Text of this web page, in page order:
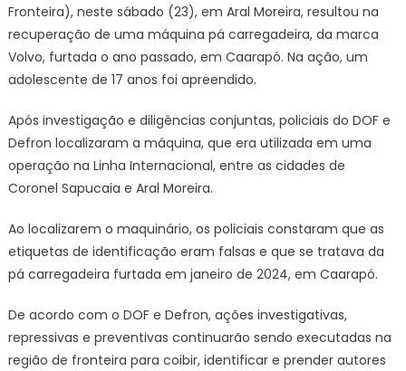
e
Defron
resulta
na
de
máquina
furtada
Caarapó
Fronteira), neste sábado (23), em Aral Moreira, resultou na
recuperação de uma máquina pá carregadeira, da marca
Volvo, furtada o ano passado, em Caarapó. Na ação, um
adolescente de 17 anos foi apreendido.
Após investigação e diligências conjuntas, policiais do DOF e
Defron localizaram a máquina, que era utilizada em uma
operação na Linha Internacional, entre as cidades de
Coronel Sapucaia e Aral Moreira.
Ao localizarem o maquinário, os policiais constaram que as
etiquetas de identificação eram falsas e que se tratava da
pá carregadeira furtada em janeiro de 2024, em Caarapó.
De acordo com o DOF e Defron, ações investigativas,
repressivas e preventivas continuarão sendo executadas na
região de fronteira para coibir, identificar e prender autores